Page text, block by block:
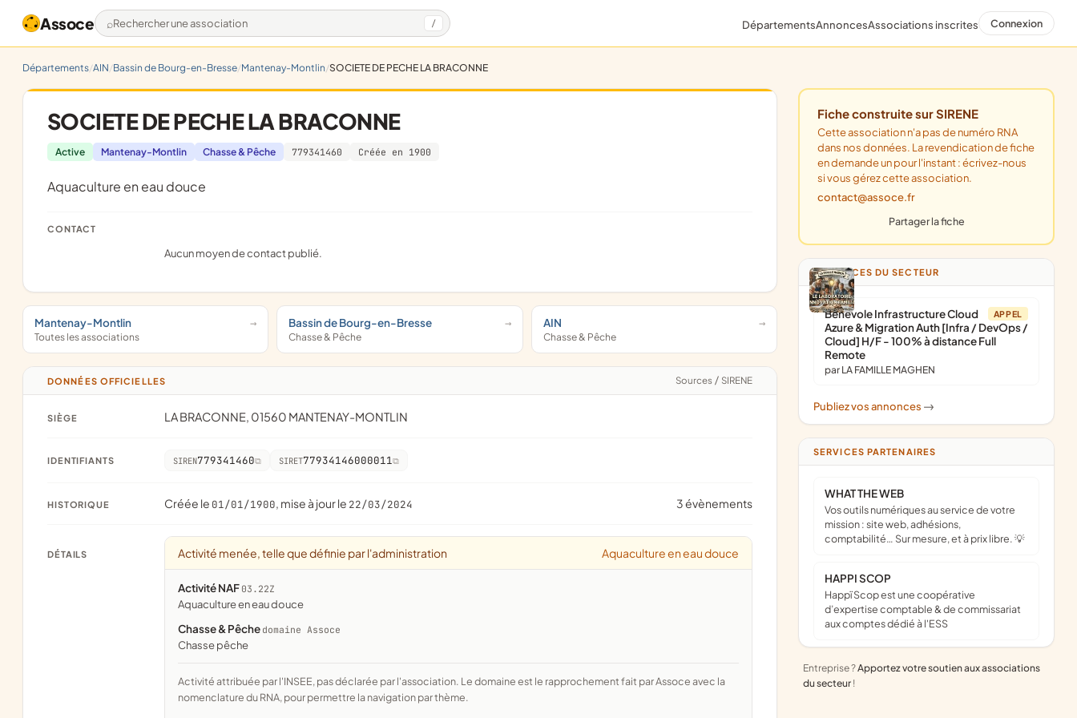
Assoce Rechercher une association / DépartementsAnnoncesAssociations inscrites Connexion
Départements AIN Bassin de Bourg-en-Bresse Mantenay-Montlin SOCIETE DE PECHE LA BRACONNE
SOCIETE DE PECHE LA BRACONNE
Active Mantenay-Montlin Chasse & Pêche 779341460 Créée en 1900
Aquaculture en eau douce
CONTACT
Aucun moyen de contact publié.
Mantenay-Montlin
Toutes les associations
Bassin de Bourg-en-Bresse
Chasse & Pêche
AIN
Chasse & Pêche
DONNÉES OFFICIELLES Sources / SIRENE
SIÈGE LA BRACONNE, 01560 MANTENAY-MONTLIN
IDENTIFIANTS SIREN779341460 SIRET77934146000011
HISTORIQUE Créée le 01/01/1900, mise à jour le 22/03/2024 3 évènements
DÉTAILS Activité menée, telle que définie par l'administration Aquaculture en eau douce
Activité NAF 03.22Z
Aquaculture en eau douce
Chasse & Pêche domaine Assoce
chasse pêche
Activité attribuée par l'INSEE, pas déclarée par l'association. Le domaine est le rapprochement fait par Assoce avec la
nomenclature du RNA, pour permettre la navigation par thème.
Fiche construite sur SIRENE
Cette association n'a pas de numéro RNA
dans nos données. La revendication de fiche
en demande un pour l'instant : écrivez-nous
si vous gérez cette association.
contact@assoce.fr
Partager la fiche
ANNONCES DU SECTEUR
APPEL
Bénévole Infrastructure Cloud
Azure & Migration Auth [Infra / DevOps /
Cloud] H/F - 100% à distance Full
Remote
par LA FAMILLE MAGHEN
Publiez vos annonces ->
SERVICES PARTENAIRES
WHAT THE WEB
Vos outils numériques au service de votre
mission : site web, adhésions,
comptabilité… Sur mesure, et à prix libre. 💡
HAPPI SCOP
Happï Scop est une coopérative
d’expertise comptable & de commissariat
aux comptes dédié à l'ESS
Entreprise ?Apportez votre soutien aux associations
du secteur !